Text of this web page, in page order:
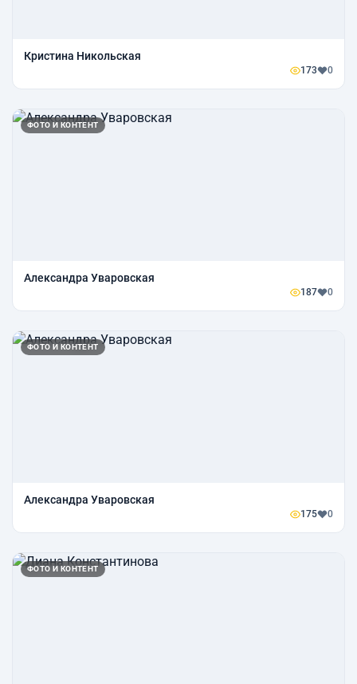
Кристина Никольская
173 0
ФОТО И КОНТЕНТ
Александра Уваровская
187 0
ФОТО И КОНТЕНТ
Александра Уваровская
175 0
ФОТО И КОНТЕНТ